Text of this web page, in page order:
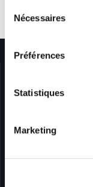
Nécessaires
Préférences
Statistiques
Marketing
DÉCOUVRIR LE
Quadro puise son
de toujours